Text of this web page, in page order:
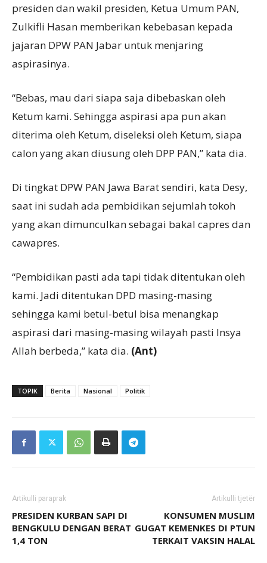
presiden dan wakil presiden, Ketua Umum PAN,
Zulkifli Hasan memberikan kebebasan kepada
jajaran DPW PAN Jabar untuk menjaring
aspirasinya.
“Bebas, mau dari siapa saja dibebaskan oleh
Ketum kami. Sehingga aspirasi apa pun akan
diterima oleh Ketum, diseleksi oleh Ketum, siapa
calon yang akan diusung oleh DPP PAN,” kata dia.
Di tingkat DPW PAN Jawa Barat sendiri, kata Desy,
saat ini sudah ada pembidikan sejumlah tokoh
yang akan dimunculkan sebagai bakal capres dan
cawapres.
“Pembidikan pasti ada tapi tidak ditentukan oleh
kami. Jadi ditentukan DPD masing-masing
sehingga kami betul-betul bisa menangkap
aspirasi dari masing-masing wilayah pasti Insya
Allah berbeda,” kata dia. (Ant)
TOPIK Berita Nasional Politik
Artikulli paraprak
PRESIDEN KURBAN SAPI DI
BENGKULU DENGAN BERAT
1,4 TON
Artikulli tjetër
KONSUMEN MUSLIM
GUGAT KEMENKES DI PTUN
TERKAIT VAKSIN HALAL